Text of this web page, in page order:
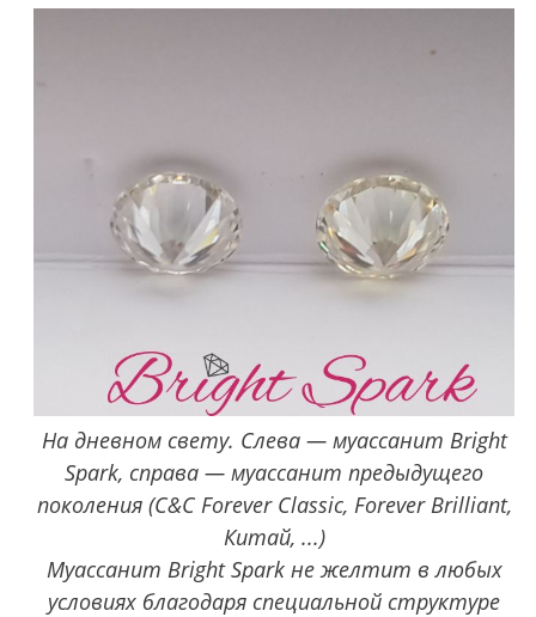
На дневном свету. Слева — муассанит Bright
Spark, справа — муассанит предыдущего
поколения (C&C Forever Classic, Forever Brilliant,
Китай, ...)
Муассанит Bright Spark не желтит в любых
условиях благодаря специальной структуре